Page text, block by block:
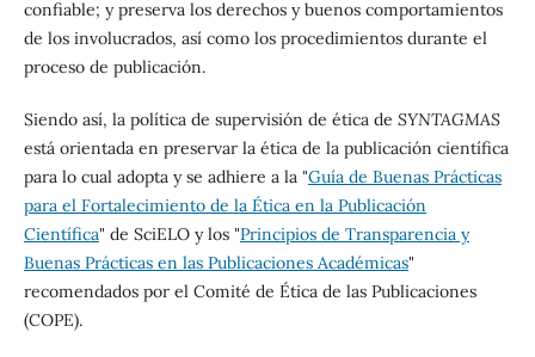
confiable; y preserva los derechos y buenos comportamientos
de los involucrados, así como los procedimientos durante el
proceso de publicación.
Siendo así, la política de supervisión de ética de SYNTAGMAS
está orientada en preservar la ética de la publicación científica
para lo cual adopta y se adhiere a la "Guía de Buenas Prácticas
para el Fortalecimiento de la Ética en la Publicación
Científica" de SciELO y los "Principios de Transparencia y
Buenas Prácticas en las Publicaciones Académicas"
recomendados por el Comité de Ética de las Publicaciones
(COPE).